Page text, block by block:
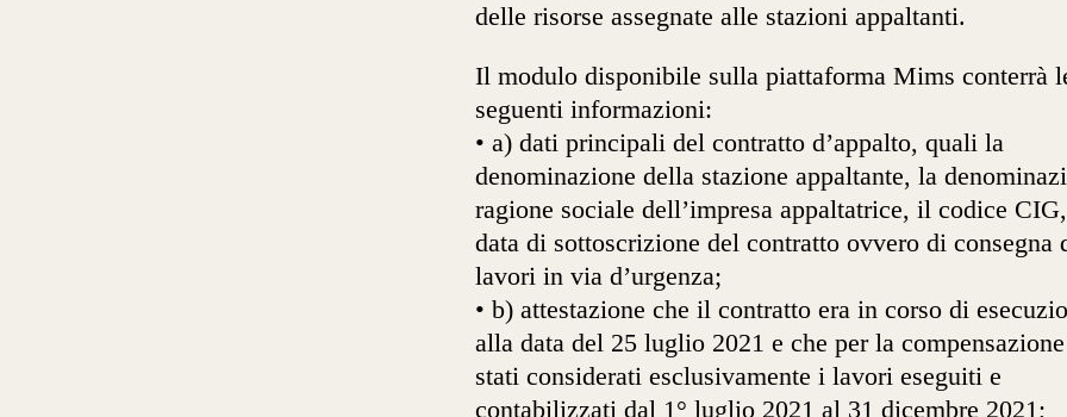
delle risorse assegnate alle stazioni appaltanti.
Il modulo disponibile sulla piattaforma Mims conterrà
seguenti informazioni:
• a) dati principali del contratto d’appalto, quali la
denominazione della stazione appaltante, la
ragione sociale dell’impresa appaltatrice, il codice
data di sottoscrizione del contratto ovvero di consegna
lavori in via d’urgenza;
• b) attestazione che il contratto era in corso di
alla data del 25 luglio 2021 e che per la
stati considerati esclusivamente i lavori eseguiti e
contabilizzati dal 1° luglio 2021 al 31 dicembre 2021;